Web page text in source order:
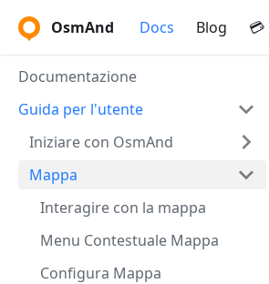
OsmAnd Docs Blog 💳
Documentazione
Guida per l'utente
Iniziare con OsmAnd
Mappa
Interagire con la mappa
Menu Contestuale Mappa
Configura Mappa